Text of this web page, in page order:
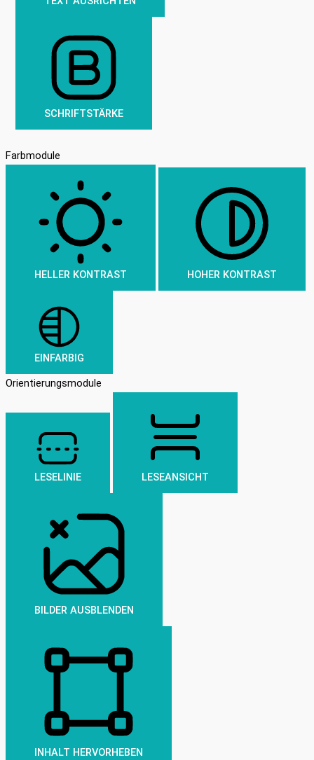
SCHRIFTSTÄRKE
Farbmodule
HELLER KONTRAST HOHER KONTRAST
EINFARBIG
Orientierungsmodule
LESELINIE LESEANSICHT
BILDER AUSBLENDEN
INHALT HERVORHEBEN